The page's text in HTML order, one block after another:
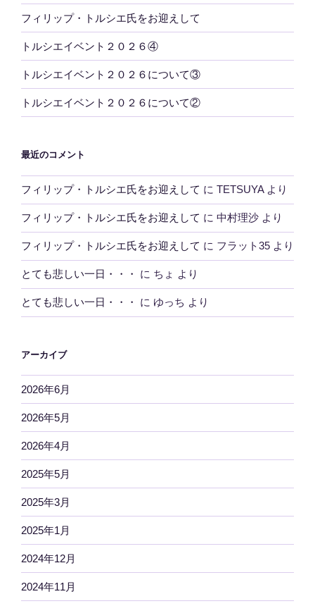
フィリップ・トルシエ氏をお迎えして
トルシエイベント２０２６④
トルシエイベント２０２６について③
トルシエイベント２０２６について②
最近のコメント
フィリップ・トルシエ氏をお迎えして に TETSUYAより
フィリップ・トルシエ氏をお迎えして に 中村理沙 より
フィリップ・トルシエ氏をお迎えして に フラット35 より
とても悲しい一日・・・ に ちょ より
とても悲しい一日・・・ に ゆっち より
アーカイブ
2026年6月
2026年5月
2026年4月
2025年5月
2025年3月
2025年1月
2024年12月
2024年11月